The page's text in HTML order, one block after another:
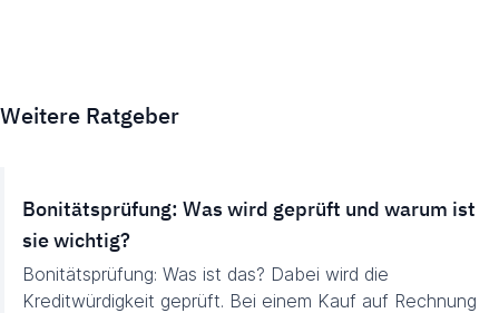
Weitere Ratgeber
Bonitätsprüfung: Was wird geprüft und warum ist
sie wichtig?
Bonitätsprüfung: Was ist das? Dabei wird die
Kreditwürdigkeit geprüft. Bei einem Kauf auf Rechnung